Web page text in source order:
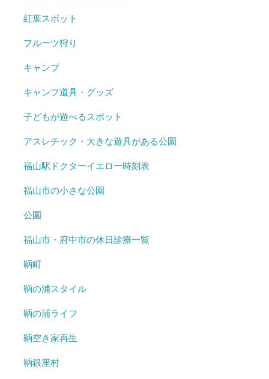
紅葉スポット
フルーツ狩り
キャンプ
キャンプ道具・グッズ
子どもが遊べるスポット
アスレチック・大きな遊具がある公園
福山駅ドクターイエロー時刻表
福山市の小さな公園
公園
福山市・府中市の休日診療一覧
鞆町
鞆の浦スタイル
鞆の浦ライフ
鞆空き家再生
鞆銀座村